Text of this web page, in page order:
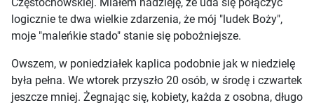
logicznie te dwa wielkie zdarzenia, że mój "ludek Boży",
moje "maleńkie stado" stanie się pobożniejsze.
Owszem, w poniedziałek kaplica podobnie jak w niedzielę
była pełna. We wtorek przyszło 20 osób, w środę i czwartek
jeszcze mniej. Żegnając się, kobiety, każda z osobna, długo